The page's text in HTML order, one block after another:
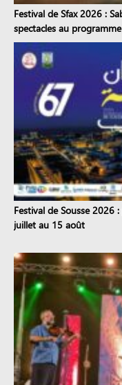
Festival de Sfax 2026 :
spectacles au programme
Festival de Sousse
juillet au 15 août